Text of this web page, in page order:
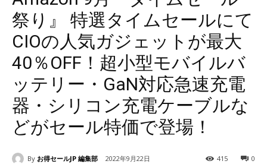
祭り』 特選タイムセールにて
CIOの人気ガジェットが最大
40％OFF！超小型モバイルバ
ッテリー・GaN対応急速充電
器・シリコン充電ケーブルな
どがセール特価で登場！
By お得セールJP 編集部 2022年9月22日 0
415